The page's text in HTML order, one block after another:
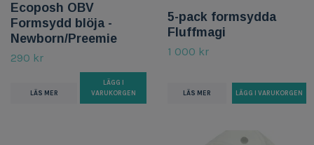
Ecoposh OBV
Formsydd blöja -
Newborn/Preemie
290 kr
LÄS MER
LÄGG I
VARUKORGEN
5-pack formsydda
Fluffmagi
1 000 kr
LÄS MER